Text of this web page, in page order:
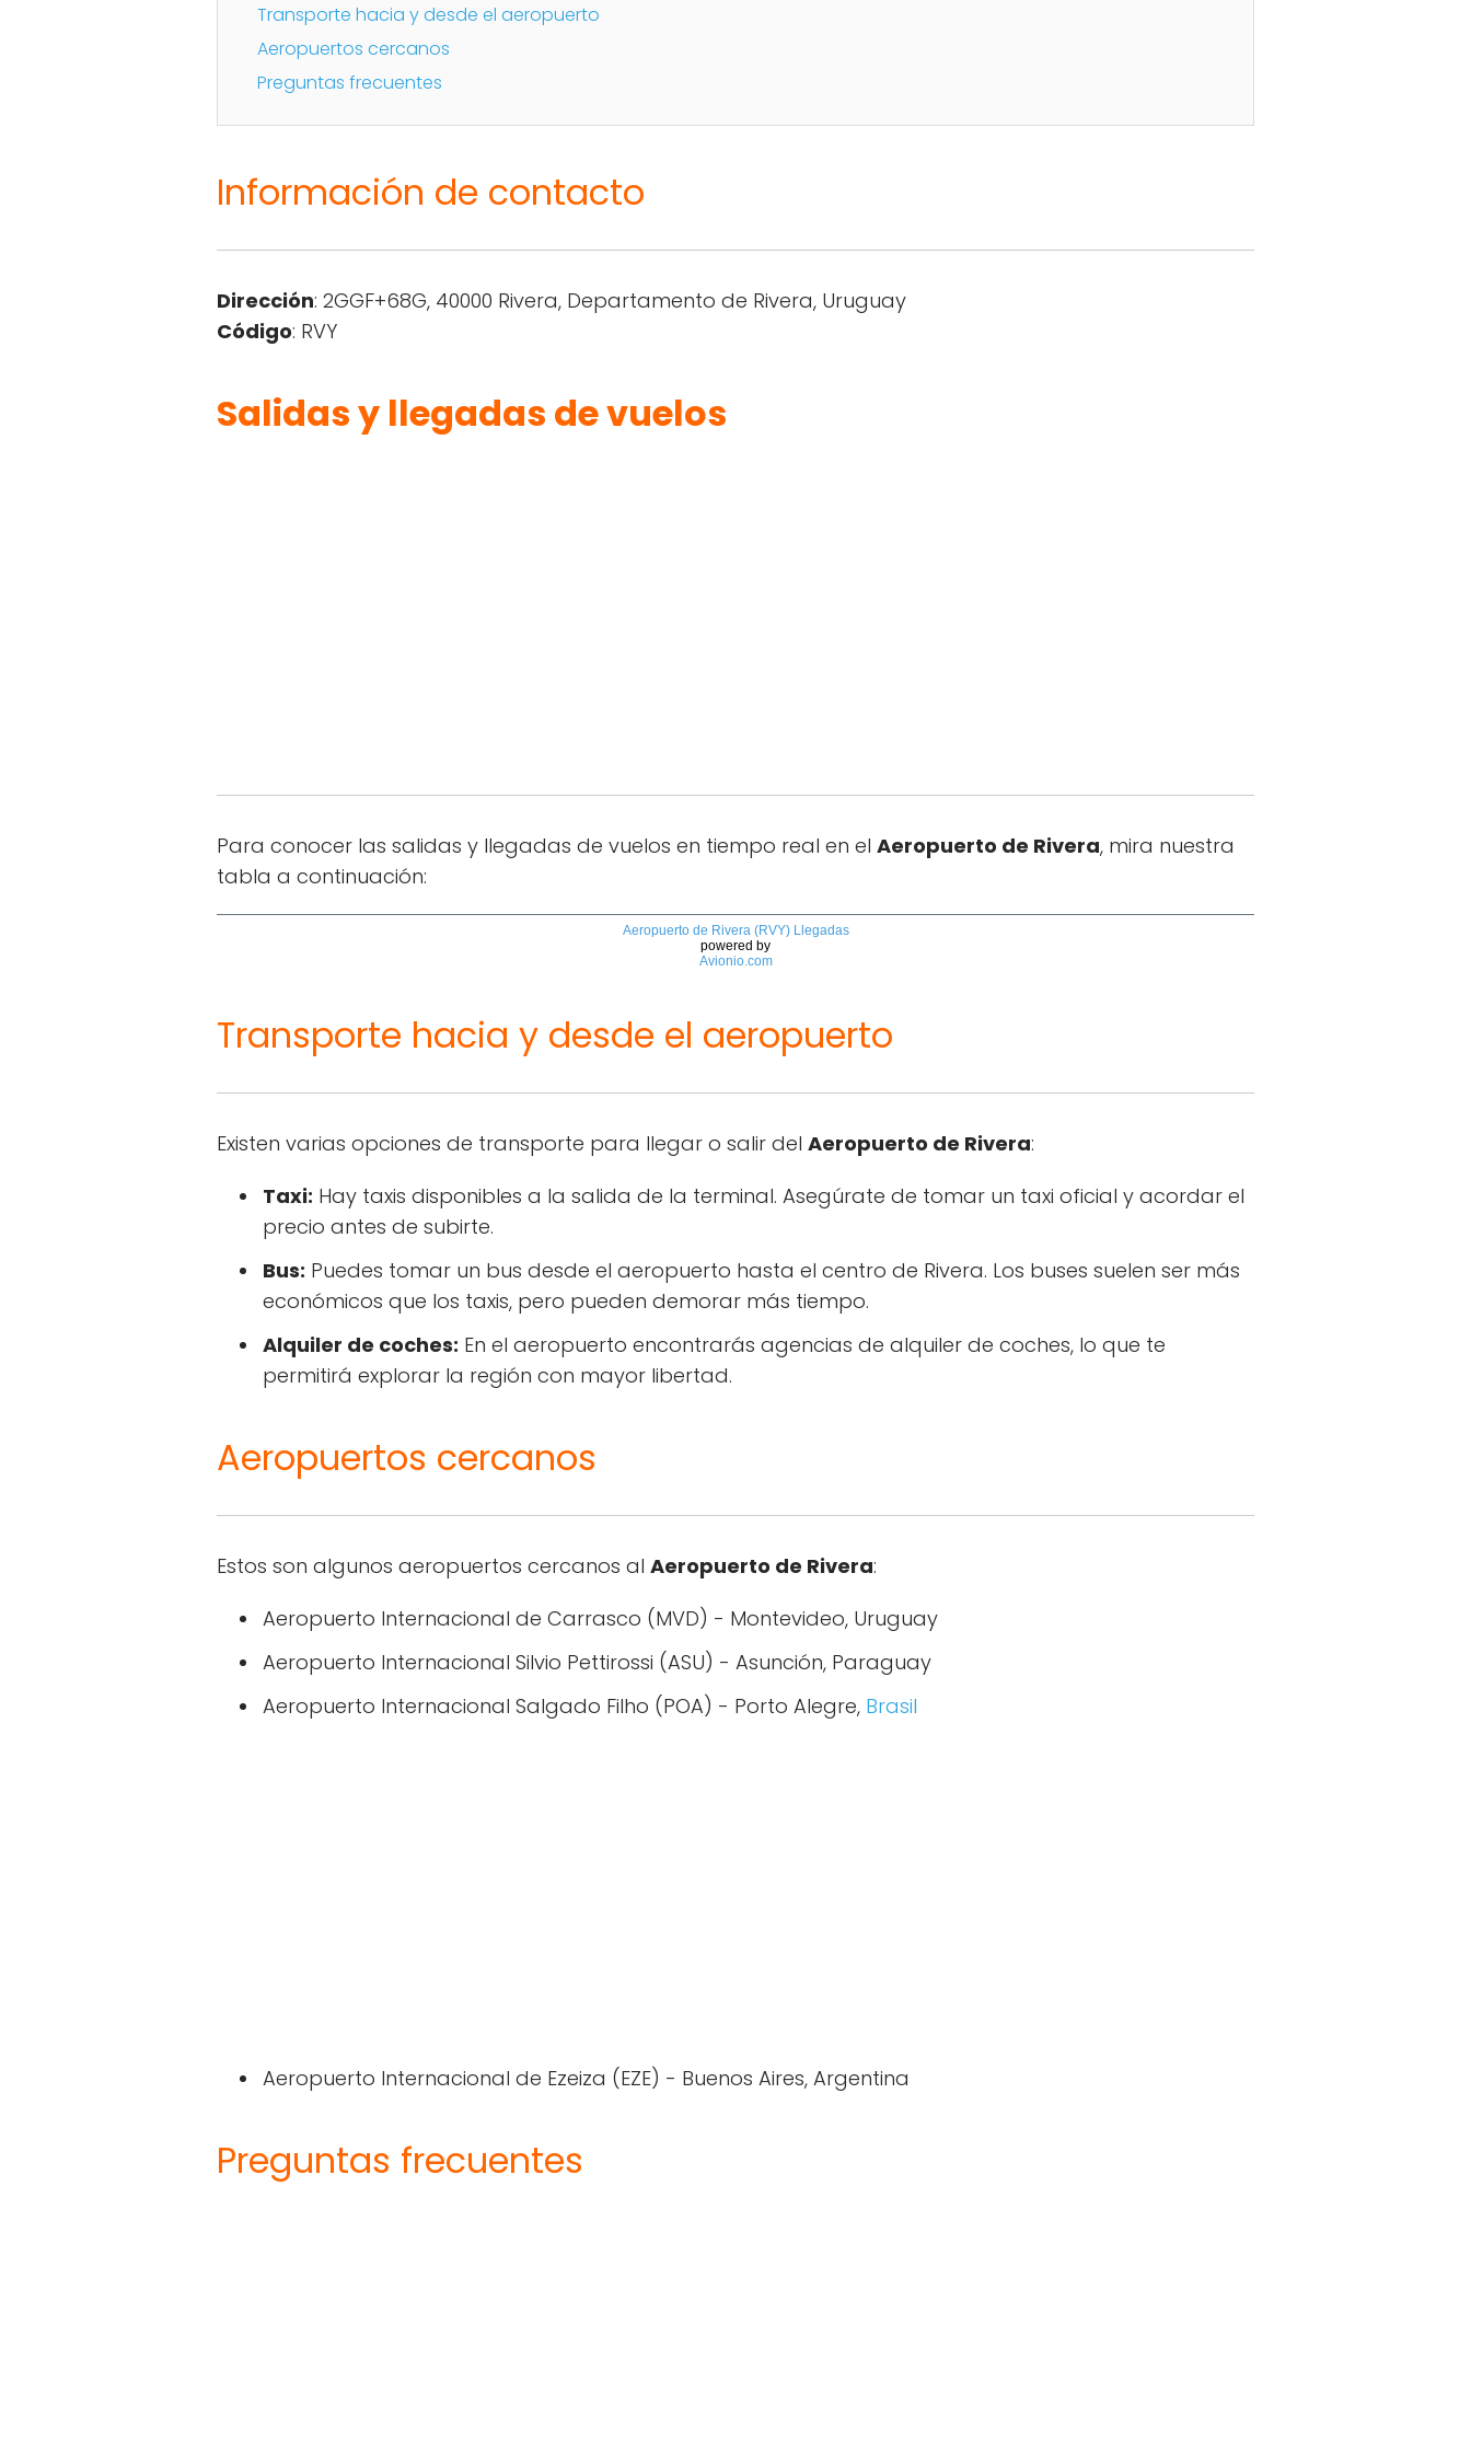
Transporte hacia y desde el aeropuerto
Aeropuertos cercanos
Preguntas frecuentes
Información de contacto
Dirección: 2GGF+68G, 40000 Rivera, Departamento de Rivera, Uruguay
Código: RVY
Salidas y llegadas de vuelos
Para conocer las salidas y llegadas de vuelos en tiempo real en el Aeropuerto de Rivera, mira nuestra
tabla a continuación:
Aeropuerto de Rivera (RVY) Llegadas
powered by
Avionio.com
Transporte hacia y desde el aeropuerto
Existen varias opciones de transporte para llegar o salir del Aeropuerto de Rivera:
Taxi: Hay taxis disponibles a la salida de la terminal. Asegúrate de tomar un taxi oficial y acordar el
precio antes de subirte.
Bus: Puedes tomar un bus desde el aeropuerto hasta el centro de Rivera. Los buses suelen ser más
económicos que los taxis, pero pueden demorar más tiempo.
Alquiler de coches: En el aeropuerto encontrarás agencias de alquiler de coches, lo que te
permitirá explorar la región con mayor libertad.
Aeropuertos cercanos
Estos son algunos aeropuertos cercanos al Aeropuerto de Rivera:
Aeropuerto Internacional de Carrasco (MVD) - Montevideo, Uruguay
Aeropuerto Internacional Silvio Pettirossi (ASU) - Asunción, Paraguay
Aeropuerto Internacional Salgado Filho (POA) - Porto Alegre, Brasil
Aeropuerto Internacional de Ezeiza (EZE) - Buenos Aires, Argentina
Preguntas frecuentes